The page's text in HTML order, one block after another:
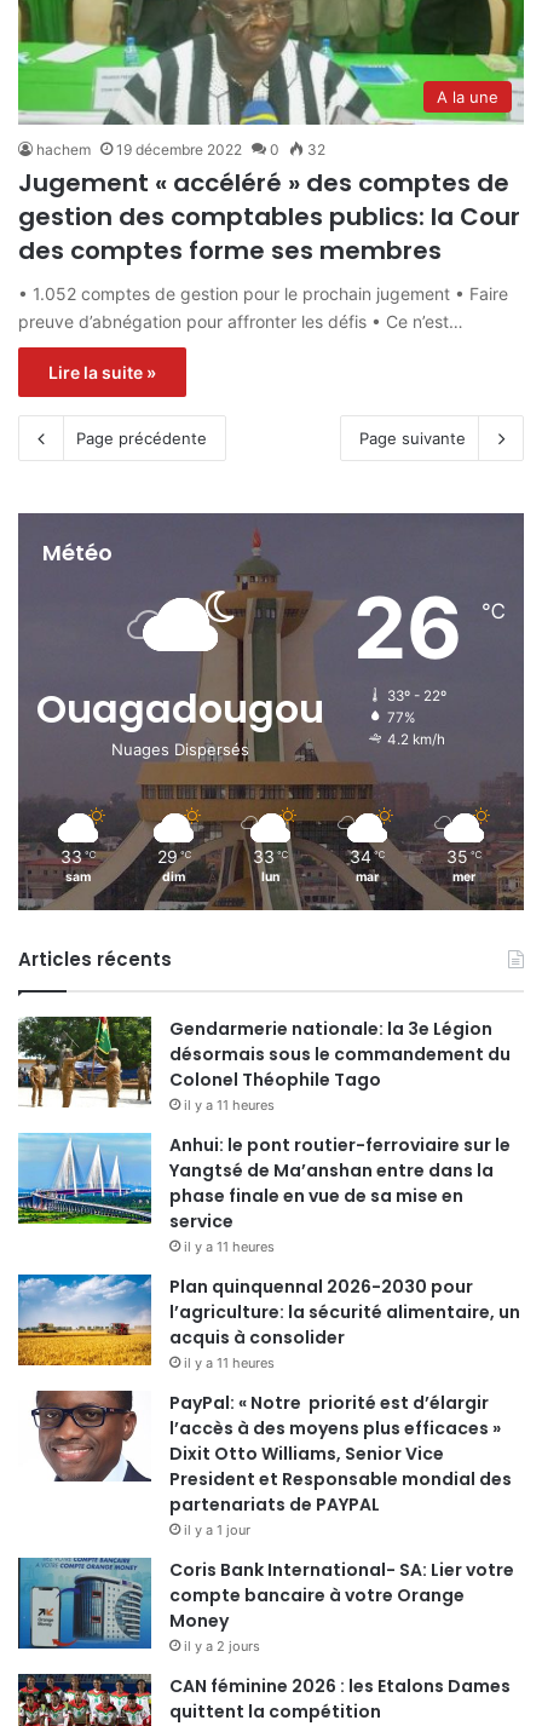
A la une
hachem 19 décembre 2022 0 32
Jugement « accéléré » des comptes de
gestion des comptables publics: la Cour
des comptes forme ses membres
• 1.052 comptes de gestion pour le prochain jugement • Faire
preuve d’abnégation pour affronter les défis • Ce n’est…
Lire la suite »
Page précédente Page suivante
Météo
Ouagadougou
Nuages Dispersés
26 ℃
33º - 22º
77%
4.2 km/h
33 ℃
sam
29 ℃
dim
33 ℃
lun
34 ℃
mar
35 ℃
mer
Articles récents
Gendarmerie nationale: la 3e Légion
désormais sous le commandement du
Colonel Théophile Tago
il y a 11 heures
Anhui: le pont routier-ferroviaire sur le
Yangtsé de Ma’anshan entre dans la
phase finale en vue de sa mise en
service
il y a 11 heures
Plan quinquennal 2026-2030 pour
l’agriculture: la sécurité alimentaire, un
acquis à consolider
il y a 11 heures
PayPal: « Notre priorité est d’élargir
l’accès à des moyens plus efficaces »
Dixit Otto Williams, Senior Vice
President et Responsable mondial des
partenariats de PAYPAL
il y a 1 jour
Coris Bank International- SA: Lier votre
compte bancaire à votre Orange
Money
il y a 2 jours
CAN féminine 2026 : les Etalons Dames
quittent la compétition